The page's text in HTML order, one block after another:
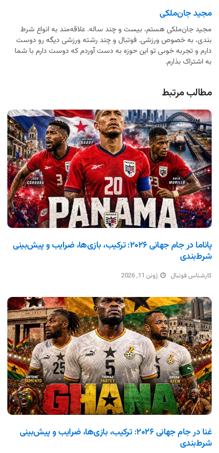
مجید جان‌ملکی
مجید جان‌ملکی هستم، بیست و چند ساله. علاقه‌مند به انواع شرط
بندی، به خصوص ورزشی. فوتبال و چند رشته ورزشی دیگه رو دوست
دارم و تجربه خوبی تو این حوزه به دست آوردم که دوست دارم با شما
به اشتراک بذارم.
مطالب مرتبط
پاناما در جام جهانی ۲۰۲۶: ترکیب، بازی‌ها، ضرایب و پیش‌بینی
شرط‌بندی
کارشناس فوتبال ژوئن 11, 2026
غنا در جام جهانی ۲۰۲۶: ترکیب، بازی‌ها، ضرایب و پیش‌بینی
شرط‌بندی